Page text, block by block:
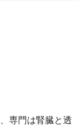
専門は腎臓と透